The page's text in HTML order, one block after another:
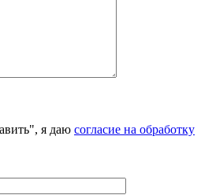
я даю согласие на обработку